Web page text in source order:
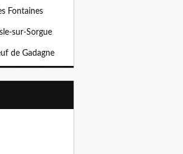
Fontaines
sur-Sorgue
de Gadagne